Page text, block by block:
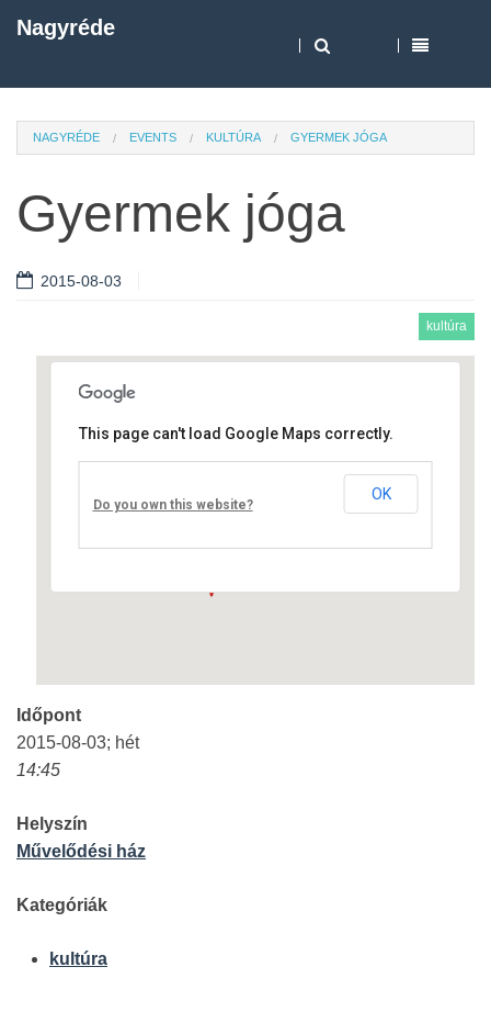
Nagyréde
NAGYRÉDE EVENTS KULTÚRA GYERMEK JÓGA
Gyermek jóga
2015-08-03
kultúra
Művelődési ház
Fő út 8 - Nagyréde
This page can't load Google Maps correctly.
Do you own this website?
OK
Időpont
2015-08-03; hét
14:45
Helyszín
Művelődési ház
Kategóriák
kultúra